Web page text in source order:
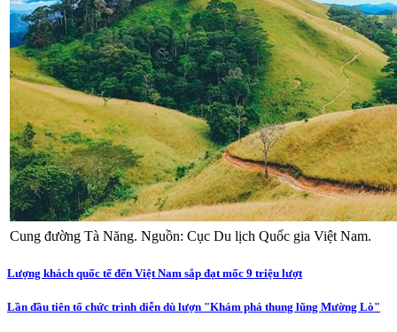
Cung đường Tà Năng. Nguồn: Cục Du lịch Quốc gia Việt Nam.
Lượng khách quốc tế đến Việt Nam sắp đạt mốc 9 triệu lượt
Lần đầu tiên tổ chức trình diễn dù lượn "Khám phá thung lũng Mường Lò"